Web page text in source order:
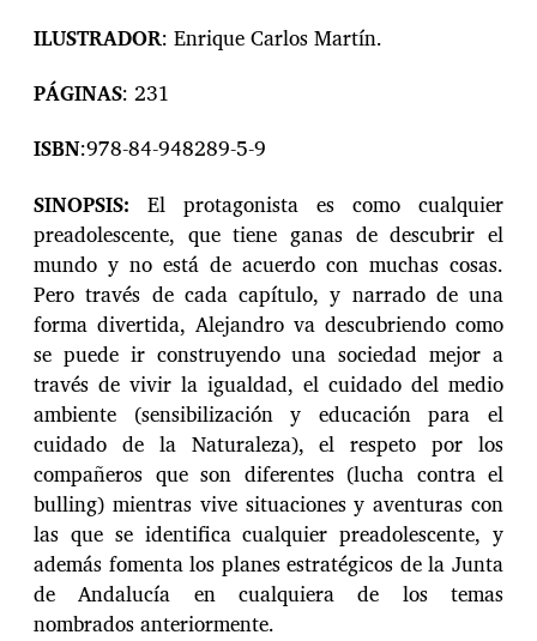
ILUSTRADOR: Enrique Carlos Martín.
PÁGINAS: 231
ISBN:978-84-948289-5-9
SINOPSIS: El protagonista es como cualquier
preadolescente, que tiene ganas de descubrir el
mundo y no está de acuerdo con muchas cosas.
Pero través de cada capítulo, y narrado de una
forma divertida, Alejandro va descubriendo como
se puede ir construyendo una sociedad mejor a
través de vivir la igualdad, el cuidado del medio
ambiente (sensibilización y educación para el
cuidado de la Naturaleza), el respeto por los
compañeros que son diferentes (lucha contra el
bulling) mientras vive situaciones y aventuras con
las que se identifica cualquier preadolescente, y
además fomenta los planes estratégicos de la Junta
de Andalucía en cualquiera de los temas
nombrados anteriormente.